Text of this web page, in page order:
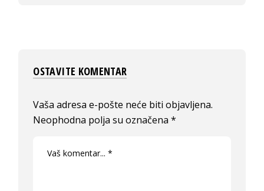
OSTAVITE KOMENTAR
Vaša adresa e-pošte neće biti objavljena.
Neophodna polja su označena*